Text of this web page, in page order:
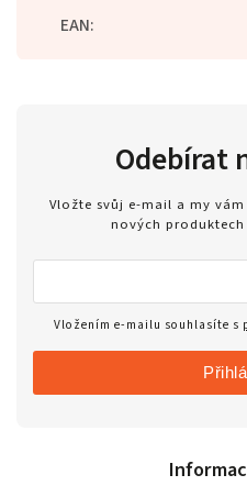
EAN:
Odebírat
Vložte svůj e-mail a my
nových
Vložením e-mailu souhlasíte s